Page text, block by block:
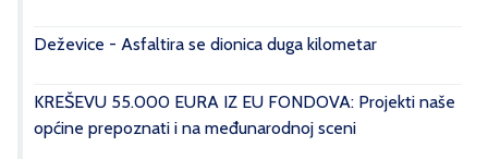
Deževice - Asfaltira se dionica duga kilometar
KREŠEVU 55.000 EURA IZ EU FONDOVA: Projekti naše
općine prepoznati i na međunarodnoj sceni